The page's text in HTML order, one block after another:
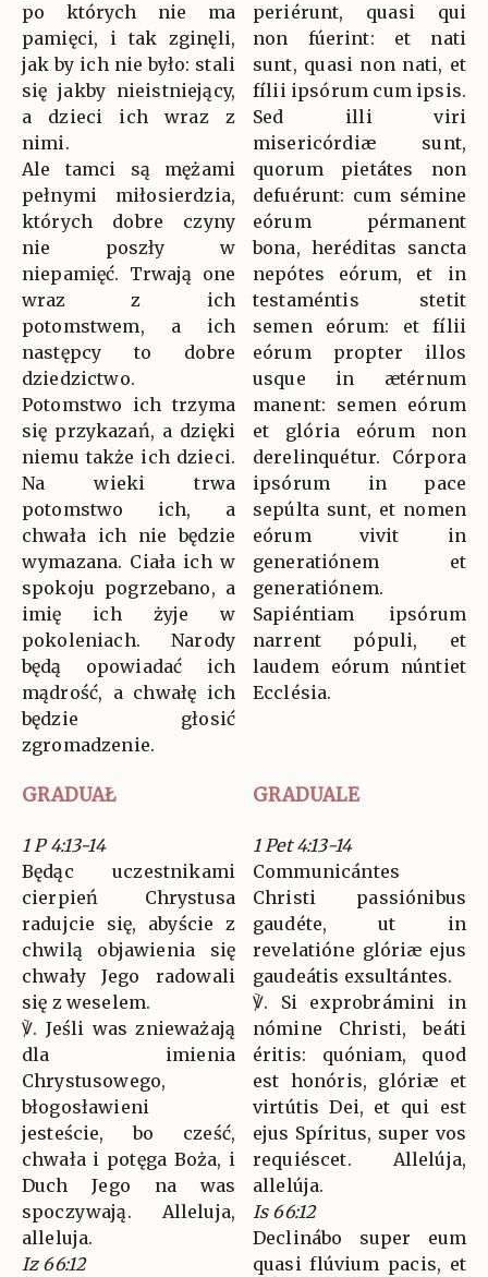
po których nie ma
pamięci, i tak zginęli,
jak by ich nie było: stali
się jakby nieistniejący,
a dzieci ich wraz z
nimi.
Ale tamci są mężami
pełnymi miłosierdzia,
których dobre czyny
nie poszły w
niepamięć. Trwają one
wraz z ich
potomstwem, a ich
następcy to dobre
dziedzictwo.
Potomstwo ich trzyma
się przykazań, a dzięki
niemu także ich dzieci.
Na wieki trwa
potomstwo ich, a
chwała ich nie będzie
wymazana. Ciała ich w
spokoju pogrzebano, a
imię ich żyje w
pokoleniach. Narody
będą opowiadać ich
mądrość, a chwałę ich
będzie głosić
zgromadzenie.
periérunt, quasi qui
non fúerint: et nati
sunt, quasi non nati, et
fílii ipsórum cum ipsis.
Sed illi viri
misericórdiæ sunt,
quorum pietátes non
defuérunt: cum sémine
eórum pérmanent
bona, heréditas sancta
nepótes eórum, et in
testaméntis stetit
semen eórum: et fílii
eórum propter illos
usque in ætérnum
manent: semen eórum
et glória eórum non
derelinquétur. Córpora
ipsórum in pace
sepúlta sunt, et nomen
eórum vivit in
generatiónem et
generatiónem.
Sapiéntiam ipsórum
narrent pópuli, et
laudem eórum núntiet
Ecclésia.
GRADUAŁ GRADUALE
1 P 4:13-14
Będąc uczestnikami
cierpień Chrystusa
radujcie się, abyście z
chwilą objawienia się
chwały Jego radowali
się z weselem.
℣. Jeśli was znieważają
dla imienia
Chrystusowego,
błogosławieni
jesteście, bo cześć,
chwała i potęga Boża, i
Duch Jego na was
spoczywają. Alleluja,
alleluja.
Iz 66:12
1 Pet 4:13-14
Communicántes
Christi passiónibus
gaudéte, ut in
revelatióne glóriæ ejus
gaudeátis exsultántes.
℣. Si exprobrámini in
nómine Christi, beáti
éritis: quóniam, quod
est honóris, glóriæ et
virtútis Dei, et qui est
ejus Spíritus, super vos
requiéscet. Allelúja,
allelúja.
Is 66:12
Declinábo super eum
quasi flúvium pacis, et